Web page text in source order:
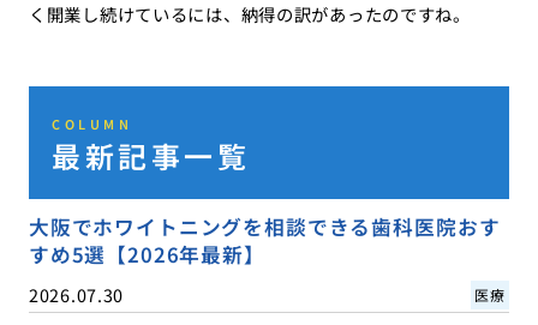
く開業し続けているには、納得の訳があったのですね。
COLUMN
最新記事一覧
大阪でホワイトニングを相談できる歯科医院おす
すめ5選【2026年最新】
2026.07.30 医療